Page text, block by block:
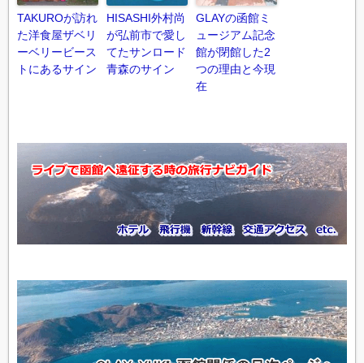
TAKUROが訪れ
た洋食屋ザベリ
ーベリービース
トにあるサイン
HISASHI外村尚
が弘前市で愛し
てたサンロード
青森のサイン
GLAYの函館ミ
ュージアム記念
館が閉館した2
つの理由と今現
在